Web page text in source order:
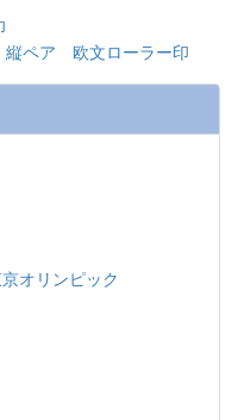
縦ペア 欧文ローラー印
オリンピック